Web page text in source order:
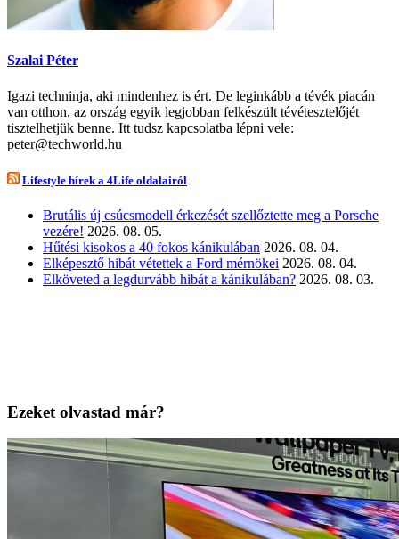
Szalai Péter
Igazi techninja, aki mindenhez is ért. De leginkább a tévék piacán
van otthon, az ország egyik legjobban felkészült tévétesztelőjét
tisztelhetjük benne. Itt tudsz kapcsolatba lépni vele:
peter@techworld.hu
Lifestyle hírek a 4Life oldalairól
Brutális új csúcsmodell érkezését szellőztette meg a Porsche
vezére! 2026. 08. 05.
Hűtési kisokos a 40 fokos kánikulában 2026. 08. 04.
Elképesztő hibát vétettek a Ford mérnökei 2026. 08. 04.
Elköveted a legdurvább hibát a kánikulában? 2026. 08. 03.
Ezeket olvastad már?